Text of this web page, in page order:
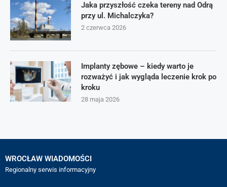
Jaka przyszłość czeka tereny nad Odrą
przy ul. Michalczyka?
2 czerwca 2026
Implanty zębowe – kiedy warto je
rozważyć i jak wygląda leczenie krok po
kroku
28 maja 2026
WROCŁAW WIADOMOŚCI
Regionalny serwis informacyjny